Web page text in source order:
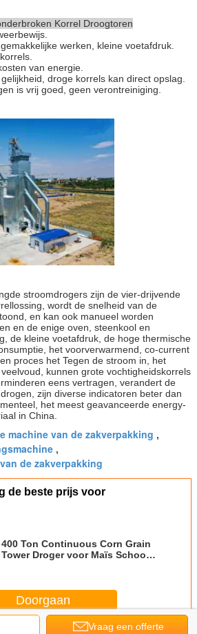
Korrel Droogtoren
werken, kleine voetafdruk.
van energie.
droge korrels kan direct opslag.
is vrij goed, geen verontreiniging.
stroomdrogers zijn de vier-drijvende
wordt de snelheid van de
en kan ook manueel worden
en de enige oven, steenkool en
de kleine voetafdruk, de hoge thermische
het voorverwarmend, co-current
proces het Tegen de stroom in, het
kunnen grote vochtigheidskorrels
eens vertragen, verandert de
zijn diverse indicatoren beter dan
het meest geavanceerde energy-
in China.
machine van de zakverpakking ,
,
de zakverpakking
de beste prijs voor
400 Ton Continuous Corn Grain
Tower Droger voor Maïs Schoon
Doorgaan
Vraag een offerte